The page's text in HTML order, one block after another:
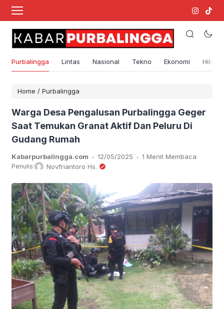
Purbalingga Lintas Nasional Tekno Ekonomi
Home / Purbalingga
Warga Desa Pengalusan Purbalingga Geger
Saat Temukan Granat Aktif Dan Peluru Di
Gudang Rumah
Kabarpurbalingga.com . 12/05/2025 . 1 Menit Membaca
Penulis: Novfriantoro Hs.